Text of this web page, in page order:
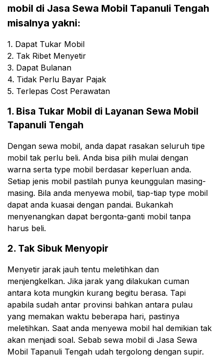
mobil di Jasa Sewa Mobil Tapanuli Tengah
misalnya yakni:
1. Dapat Tukar Mobil
2. Tak Ribet Menyetir
3. Dapat Bulanan
4. Tidak Perlu Bayar Pajak
5. Terlepas Cost Perawatan
1. Bisa Tukar Mobil di Layanan Sewa Mobil
Tapanuli Tengah
Dengan sewa mobil, anda dapat rasakan seluruh tipe
mobil tak perlu beli. Anda bisa pilih mulai dengan
warna serta type mobil berdasar keperluan anda.
Setiap jenis mobil pastilah punya keunggulan masing-
masing. Bila anda menyewa mobil, tiap-tiap type mobil
dapat anda kuasai dengan pandai. Bukankah
menyenangkan dapat bergonta-ganti mobil tanpa
harus beli.
2. Tak Sibuk Menyopir
Menyetir jarak jauh tentu meletihkan dan
menjengkelkan. Jika jarak yang dilakukan cuman
antara kota mungkin kurang begitu berasa. Tapi
apabila sudah antar provinsi bahkan antara pulau
yang memakan waktu beberapa hari, pastinya
meletihkan. Saat anda menyewa mobil hal demikian tak
akan menjadi soal. Sebab sewa mobil di Jasa Sewa
Mobil Tapanuli Tengah udah tergolong dengan supir.